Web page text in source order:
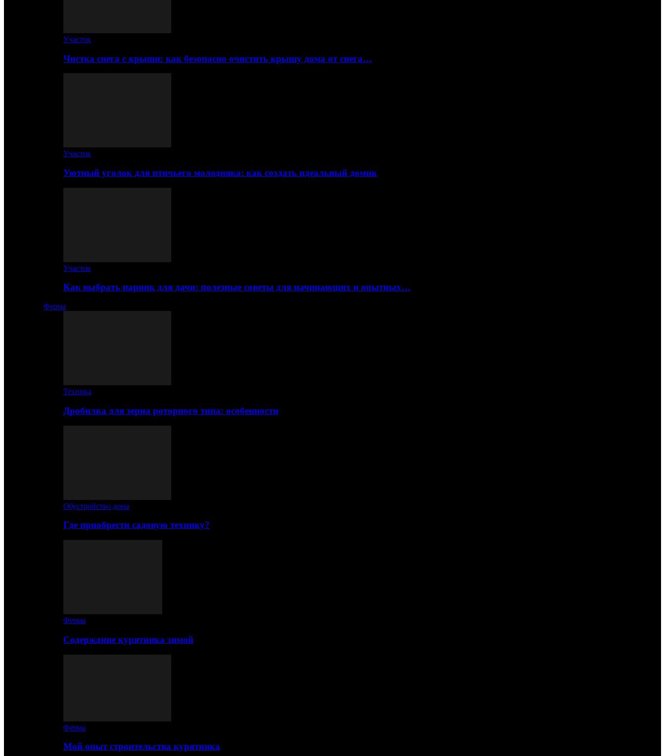
Участок
Чистка снега с крыши: как безопасно очистить крышу дома от снега…
Участок
Уютный уголок для птичьего молодняка: как создать идеальный домик
Участок
Как выбрать парник для дачи: полезные советы для начинающих и опытных…
Ферма
Техника
Дробилка для зерна роторного типа: особенности
Обустройство дома
Где приобрести садовую технику?
Ферма
Содержание курятника зимой
Ферма
Мой опыт строительства курятника